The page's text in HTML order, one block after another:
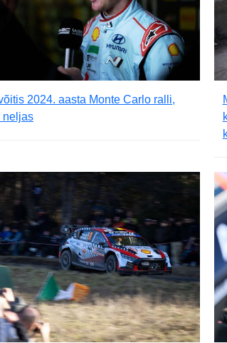
2024. aasta Monte Carlo ralli,
neljas